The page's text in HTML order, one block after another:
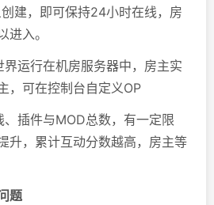
，即可保持24小时在线，房
进入。
行在机房服务器中，房主实
，可在控制台自定义OP
插件与MOD总数，有一定限
升，累计互动分数越高，房主等
题